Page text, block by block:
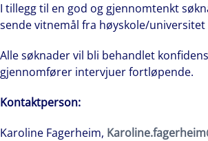
I tillegg til en god og gjennomtenkt
sende vitnemål fra høyskole/universitet
Alle søknader vil bli behandlet
gjennomfører intervjuer fortløpende.
Kontaktperson:
Karoline Fagerheim,